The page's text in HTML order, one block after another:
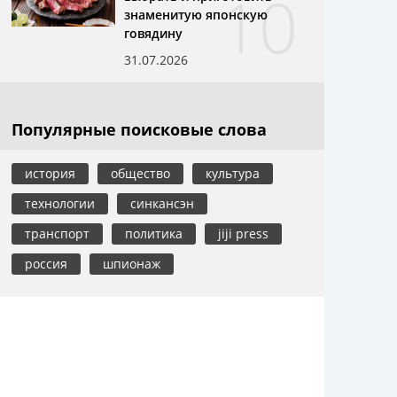
10
знаменитую японскую
говядину
31.07.2026
Популярные поисковые слова
история общество
культура
технологии
синкансэн
транспорт
политика
jiji press
россия
шпионаж